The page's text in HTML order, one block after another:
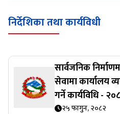
निर्देशिका तथा कार्यविधी
सार्वजनिक
सेवामा कार्यालय
गर्ने कार्यविधि -
२५ फागुन, २०८२